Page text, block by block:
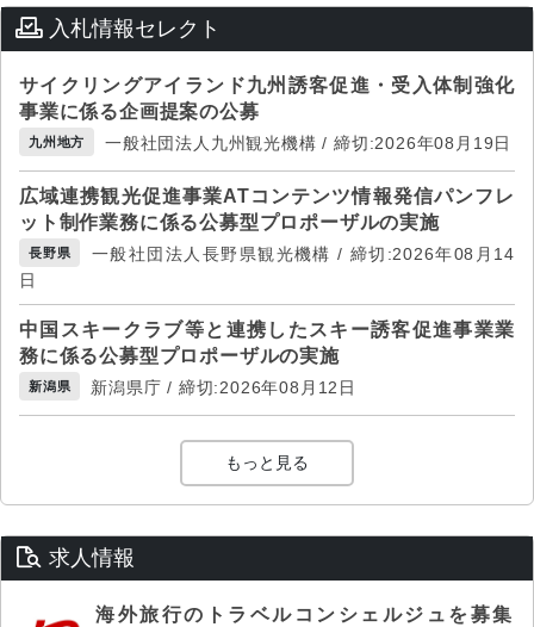
入札情報セレクト
サイクリングアイランド九州誘客促進・受入体制強化
事業に係る企画提案の公募
九州地方 一般社団法人九州観光機構 / 締切:2026年08月19日
広域連携観光促進事業ATコンテンツ情報発信パンフレ
ット制作業務に係る公募型プロポーザルの実施
長野県
一般社団法人長野県観光機構 / 締切:2026年08月14
日
中国スキークラブ等と連携したスキー誘客促進事業業
務に係る公募型プロポーザルの実施
新潟県 新潟県庁 / 締切:2026年08月12日
もっと見る
求人情報
海外旅行のトラベルコンシェルジュを募集